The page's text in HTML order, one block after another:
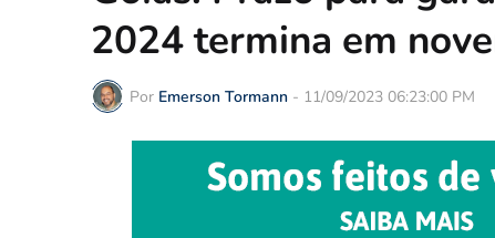
2024 termina em
Por Emerson Tormann - 11/09/2023 06:23:00 PM